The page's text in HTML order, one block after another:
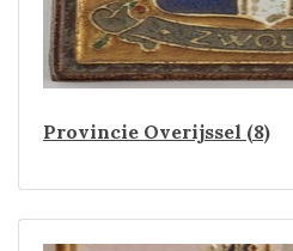
Provincie Overijssel (8)